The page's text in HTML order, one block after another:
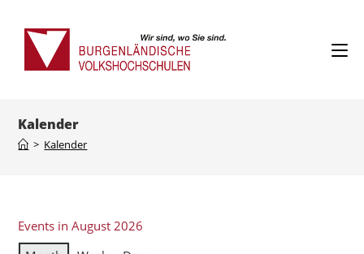
Kalender
> Kalender
Events in August 2026